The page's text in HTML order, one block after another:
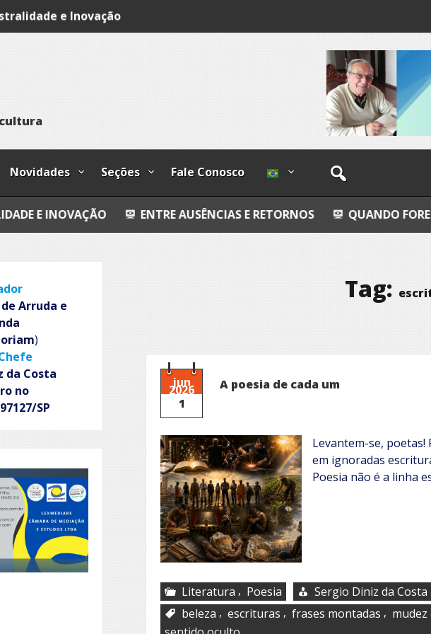
das Cores
e Inovação
e retornos
dos inocentes
cultura
Novidades Seções Fale Conosco
ENTRE AUSÊNCIAS E RETORNOS QUANDO FORES EMBORA
Tag:
jun
2026
1
A poesia de cada um
Levantem-se, poetas!
em ignoradas
Poesia não é a linha
Literatura , Poesia
Sergio Diniz da Costa
beleza , escrituras , frases montadas ,
Arruda e
)
da Costa
no
SP